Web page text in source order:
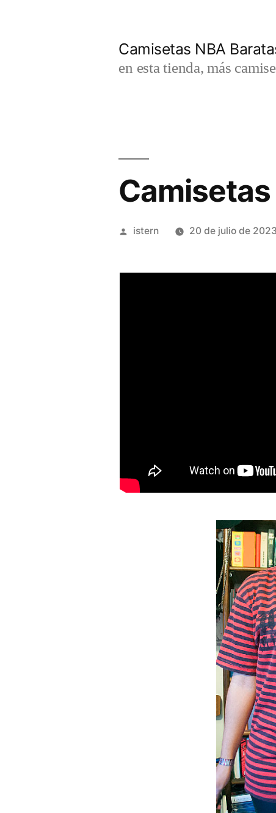
Camisetas NBA
en esta tienda, más
Publicado
istern 20 de julio de 2023